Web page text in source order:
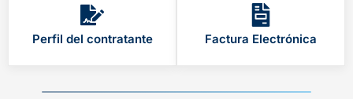
Perfil del contratante Factura Electrónica